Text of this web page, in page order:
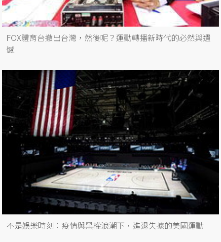
FOX體育台撤出台灣，然後呢？運動轉播新時代的必然與遺
憾
不是娛樂時刻：疫情與黑權浪潮下，進退失據的美國運動